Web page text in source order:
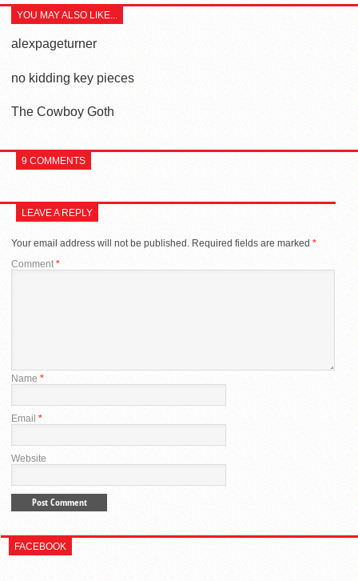
YOU MAY ALSO LIKE...
alexpageturner
no kidding key pieces
The Cowboy Goth
9 COMMENTS
LEAVE A REPLY
Your email address will not be published. Required fields are marked *
Comment *
Name *
Email *
Website
FACEBOOK